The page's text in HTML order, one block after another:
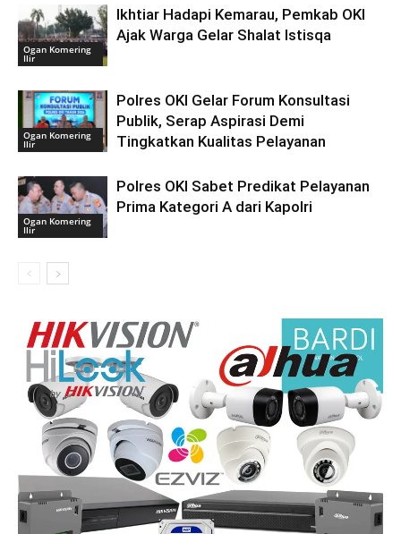
Ogan Komering
Ilir
Ikhtiar Hadapi Kemarau, Pemkab OKI
Ajak Warga Gelar Shalat Istisqa
Ogan Komering
Ilir
Polres OKI Gelar Forum Konsultasi
Publik, Serap Aspirasi Demi
Tingkatkan Kualitas Pelayanan
Ogan Komering
Ilir
Polres OKI Sabet Predikat Pelayanan
Prima Kategori A dari Kapolri